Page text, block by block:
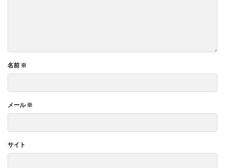
名前 ※
メール※
サイト